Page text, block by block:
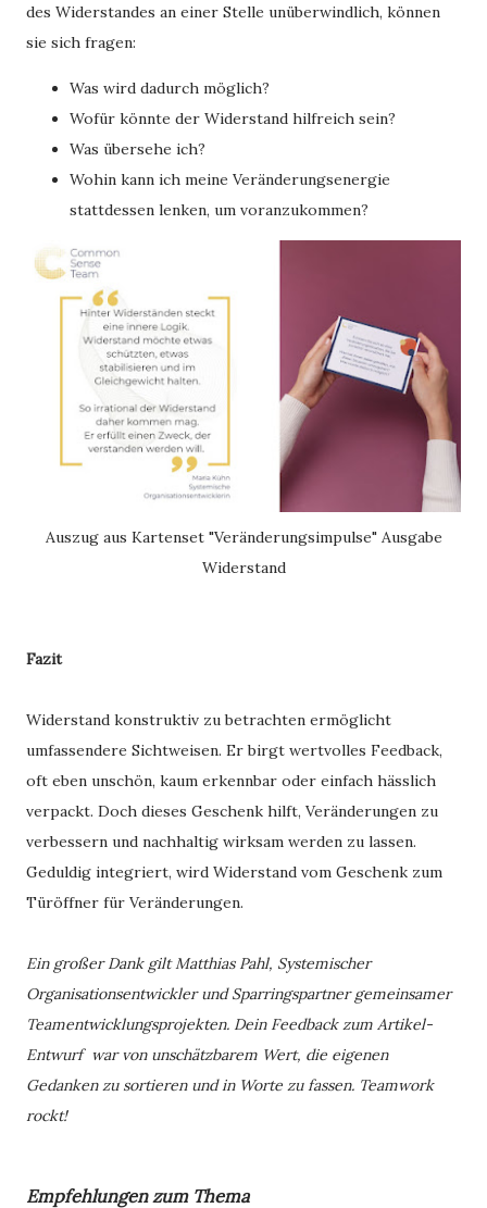
des Widerstandes an einer Stelle unüberwindlich, können
sie sich fragen:
Was wird dadurch möglich?
Wofür könnte der Widerstand hilfreich sein?
Was übersehe ich?
Wohin kann ich meine Veränderungsenergie
stattdessen lenken, um voranzukommen?
Auszug aus Kartenset "Veränderungsimpulse" Ausgabe
Widerstand
Fazit
Widerstand konstruktiv zu betrachten ermöglicht
umfassendere Sichtweisen. Er birgt wertvolles Feedback,
oft eben unschön, kaum erkennbar oder einfach hässlich
verpackt. Doch dieses Geschenk hilft, Veränderungen zu
verbessern und nachhaltig wirksam werden zu lassen.
Geduldig integriert, wird Widerstand vom Geschenk zum
Türöffner für Veränderungen.
Ein großer Dank gilt Matthias Pahl, Systemischer
Organisationsentwickler und Sparringspartner gemeinsamer
Teamentwicklungsprojekten. Dein Feedback zum Artikel-
Entwurf war von unschätzbarem Wert, die eigenen
Gedanken zu sortieren und in Worte zu fassen. Teamwork
rockt!
Empfehlungen zum Thema